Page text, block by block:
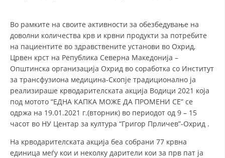
ЗАКОН ЗА ЦКРМ
СТАТУТ НА ЦКРМ
РАКОВОДЕН ОДБОР
Во рамките на своите активности за обезбедување на
доволни количества крв и крвни продукти за потребите
на пациентите во здравствените установи во Охрид,
Црвен крст на Република Северна Македонија –
Општинска организација Охрид во соработка со Институт
за трансфузиона медицина-Скопје традиционално ја
реализираше крводарителската акција Водици 2021 која
под мотото “ЕДНА КАПКА МОЖЕ ДА ПРОМЕНИ СЕ” се
одржа на 19.01.2021 г.(вторник) во периодот од 9 – 15
часот во НУ Центар за култура “Григор Прличев”-Охрид .
На крводарителската акција беа собрани 77 крвнa
единицa меѓу кои и неколку дарители кои за прв пат ја